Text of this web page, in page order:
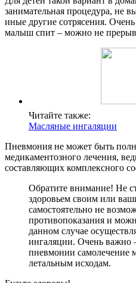
занимательная процедура, не
иные другие сотрясения.
малыш спит – можно не
Читайте также:
Масляные ингаляции
Пневмония не может быть
медикаментозного лечения,
составляющих комплексного
Обратите внимание! Не
здоровьем своим или
самостоятельно не
противопоказания и
данном случае
ингаляции. Очень важно
пневмонии самолечение
летальным исходам.